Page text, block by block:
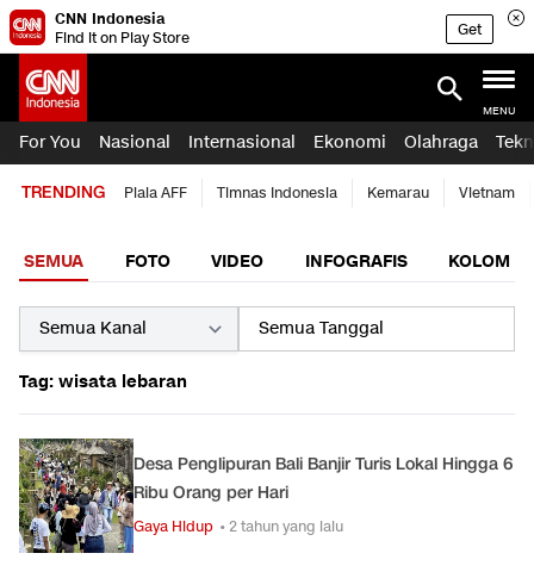
CNN Indonesia
Find it on Play Store
Get
MENU
For You Nasional Internasional Ekonomi Olahraga
TRENDING Piala AFF Timnas Indonesia Kemarau Vietnam
SEMUA FOTO VIDEO INFOGRAFIS KOLOM
Tag: wisata lebaran
Desa Penglipuran Bali Banjir Turis Lokal Hingga 6
Ribu Orang per Hari
Gaya Hidup • 2 tahun yang lalu